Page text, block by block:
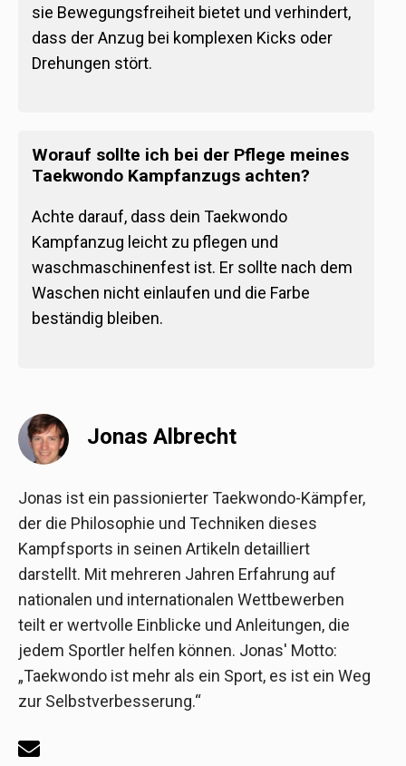
sie Bewegungsfreiheit bietet und verhindert,
dass der Anzug bei komplexen Kicks oder
Drehungen stört.
Worauf sollte ich bei der Pflege meines
Taekwondo Kampfanzugs achten?
Achte darauf, dass dein Taekwondo
Kampfanzug leicht zu pflegen und
waschmaschinenfest ist. Er sollte nach dem
Waschen nicht einlaufen und die Farbe
beständig bleiben.
Jonas Albrecht
Jonas ist ein passionierter Taekwondo-Kämpfer,
der die Philosophie und Techniken dieses
Kampfsports in seinen Artikeln detailliert
darstellt. Mit mehreren Jahren Erfahrung auf
nationalen und internationalen Wettbewerben
teilt er wertvolle Einblicke und Anleitungen, die
jedem Sportler helfen können. Jonas' Motto:
„Taekwondo ist mehr als ein Sport, es ist ein Weg
zur Selbstverbesserung.“